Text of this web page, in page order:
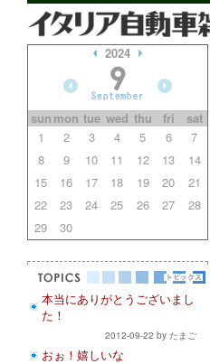
2024
sun mon tue wed thu fri
sat
1
2 3 4 5 6
7
8
9 10 11 12 13
14
15
16 17 18 19 20
21
22
23 24 25 26 27
28
29
30
本当にありがとうございまし
た！
2012-09-22 by たまご
おぉ！嬉しいな